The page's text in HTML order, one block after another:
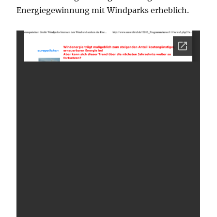
Energiegewinnung mit Windparks erheblich.